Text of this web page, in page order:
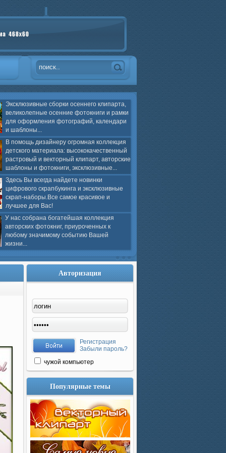
Эксклюзивные сборки осеннего клипарта,
великолепные осенние фотокниги и рамки
для оформления фотографий, календари
и шаблоны...
В помощь дизайнеру огромная коллекция
детского материала: высококачественный
растровый и векторный клипарт, авторские
шаблоны и фотокниги, эксклюзивные...
Здесь Вы всегда найдете новинки
цифрового скрапбукинга и эксклюзивные
скрап-наборы.Все самое красивое и
лучшее для Вас!
У нас собрана богатейшая коллекция
авторских фотокниг, приуроченных к
любому значимому событию Вашей
жизни...
Авторизация
Регистрация
Забыли пароль?
чужой компьютер
Популярные темы